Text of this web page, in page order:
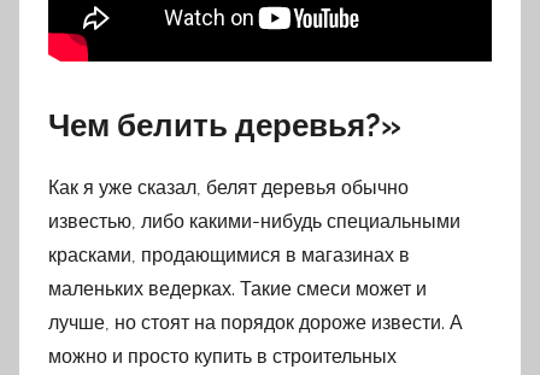
Чем белить деревья?»
Как я уже сказал, белят деревья обычно
известью, либо какими-нибудь специальными
красками, продающимися в магазинах в
маленьких ведерках. Такие смеси может и
лучше, но стоят на порядок дороже извести. А
можно и просто купить в строительных